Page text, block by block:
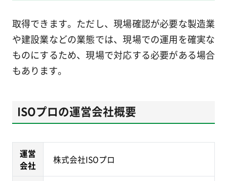
取得できます。ただし、現場確認が必要な製造業
や建設業などの業態では、現場での運用を確実な
ものにするため、現場で対応する必要がある場合
もあります。
ISOプロの運営会社概要
運営
会社
株式会社ISOプロ